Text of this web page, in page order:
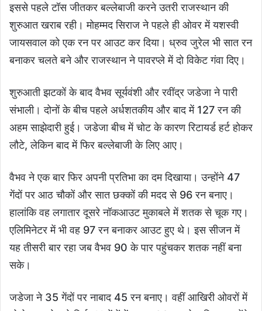
इससे पहले टॉस जीतकर बल्लेबाजी करने उतरी राजस्थान की
शुरुआत खराब रही। मोहम्मद सिराज ने पहले ही ओवर में यशस्वी
जायसवाल को एक रन पर आउट कर दिया। ध्रुव जुरेल भी सात रन
बनाकर चलते बने और राजस्थान ने पावरप्ले में दो विकेट गंवा दिए।
शुरुआती झटकों के बाद वैभव सूर्यवंशी और रवींद्र जडेजा ने पारी
संभाली। दोनों के बीच पहले अर्धशतकीय और बाद में 127 रन की
अहम साझेदारी हुई। जडेजा बीच में चोट के कारण रिटायर्ड हर्ट होकर
लौटे, लेकिन बाद में फिर बल्लेबाजी के लिए आए।
वैभव ने एक बार फिर अपनी प्रतिभा का दम दिखाया। उन्होंने 47
गेंदों पर आठ चौकों और सात छक्कों की मदद से 96 रन बनाए।
हालांकि वह लगातार दूसरे नॉकआउट मुकाबले में शतक से चूक गए।
एलिमिनेटर में भी वह 97 रन बनाकर आउट हुए थे। इस सीजन में
यह तीसरी बार रहा जब वैभव 90 के पार पहुंचकर शतक नहीं बना
सके।
जडेजा ने 35 गेंदों पर नाबाद 45 रन बनाए। वहीं आखिरी ओवरों में